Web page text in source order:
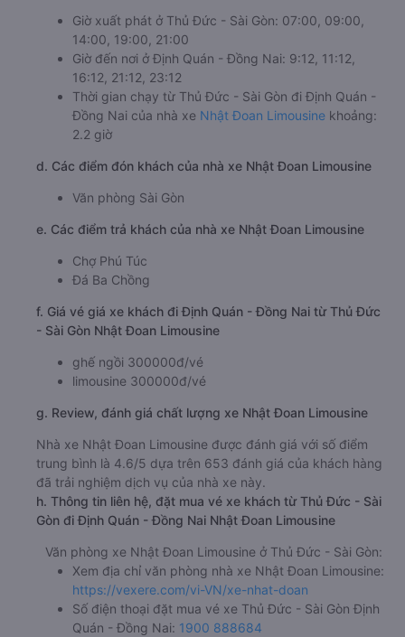
Giờ xuất phát ở Thủ Đức - Sài Gòn: 07:00, 09:00,
14:00, 19:00, 21:00
Giờ đến nơi ở Định Quán - Đồng Nai: 9:12, 11:12,
16:12, 21:12, 23:12
Thời gian chạy từ Thủ Đức - Sài Gòn đi Định Quán -
Đồng Nai của nhà xe Nhật Đoan Limousine khoảng:
2.2 giờ
d. Các điểm đón khách của nhà xe Nhật Đoan Limousine
Văn phòng Sài Gòn
e. Các điểm trả khách của nhà xe Nhật Đoan Limousine
Chợ Phú Túc
Đá Ba Chồng
f. Giá vé giá xe khách đi Định Quán - Đồng Nai từ Thủ Đức
- Sài Gòn Nhật Đoan Limousine
ghế ngồi 300000đ/vé
limousine 300000đ/vé
g. Review, đánh giá chất lượng xe Nhật Đoan Limousine
Nhà xe Nhật Đoan Limousine được đánh giá với số điểm
trung bình là 4.6/5 dựa trên 653 đánh giá của khách hàng
đã trải nghiệm dịch vụ của nhà xe này.
h. Thông tin liên hệ, đặt mua vé xe khách từ Thủ Đức - Sài
Gòn đi Định Quán - Đồng Nai Nhật Đoan Limousine
Văn phòng xe Nhật Đoan Limousine ở Thủ Đức - Sài Gòn:
Xem địa chỉ văn phòng nhà xe Nhật Đoan Limousine:
https://vexere.com/vi-VN/xe-nhat-doan
Số điện thoại đặt mua vé xe Thủ Đức - Sài Gòn Định
Quán - Đồng Nai: 1900 888684